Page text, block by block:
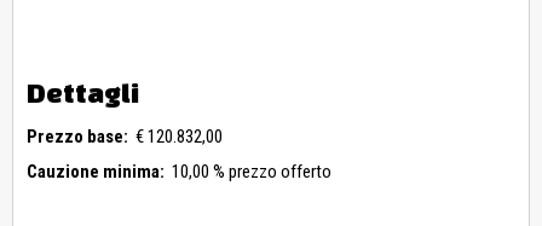
Dettagli
Prezzo base: € 120.832,00
Cauzione minima: 10,00 % prezzo offerto